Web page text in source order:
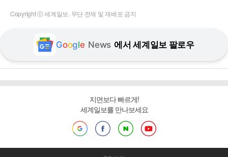
Copyright ⓒ 세계일보. 무단 전재 및 재배포 금지
Google News 에서 세계일보 팔로우
지면보다 빠르게!
세계일보를 만나보세요